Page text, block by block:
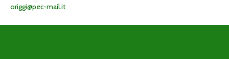
origgi@pec-mail.it